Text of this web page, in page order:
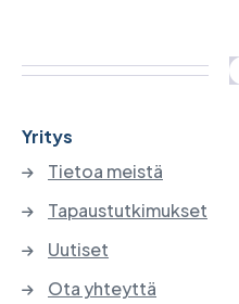
Yritys
Tietoa meistä
Tapaustutkimukset
Uutiset
Ota yhteyttä